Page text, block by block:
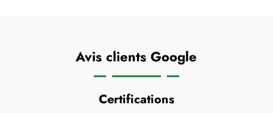
Avis clients Google
Certifications